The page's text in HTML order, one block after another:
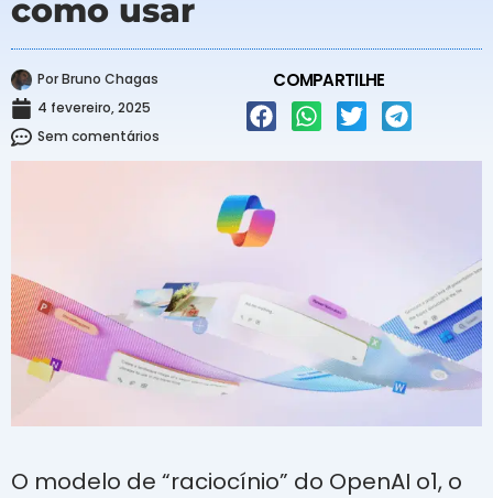
como usar
PorBruno Chagas
4 fevereiro, 2025
Sem comentários
COMPARTILHE
O modelo de “raciocínio” do OpenAI o1, o